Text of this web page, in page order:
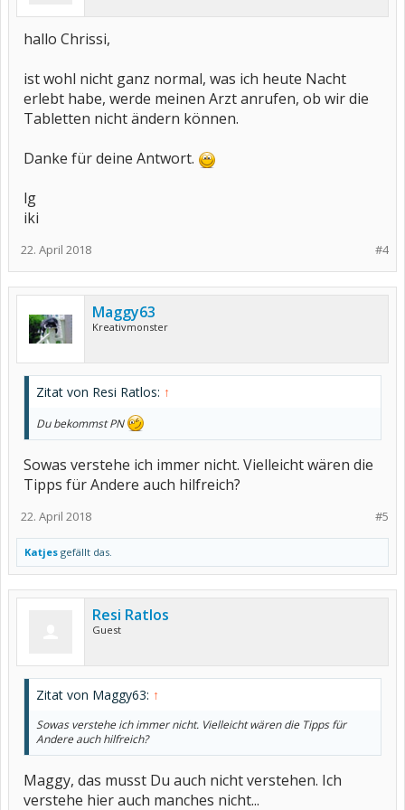
hallo Chrissi,
ist wohl nicht ganz normal, was ich heute Nacht
erlebt habe, werde meinen Arzt anrufen, ob wir die
Tabletten nicht ändern können.
Danke für deine Antwort.
lg
iki
#4
22. April 2018
Maggy63
Kreativmonster
Zitat von Resi Ratlos: ↑
Du bekommst PN
Sowas verstehe ich immer nicht. Vielleicht wären die
Tipps für Andere auch hilfreich?
#5
22. April 2018
Katjes gefällt das.
Resi Ratlos
Guest
Zitat von Maggy63: ↑
Sowas verstehe ich immer nicht. Vielleicht wären die Tipps für
Andere auch hilfreich?
Maggy, das musst Du auch nicht verstehen. Ich
verstehe hier auch manches nicht...